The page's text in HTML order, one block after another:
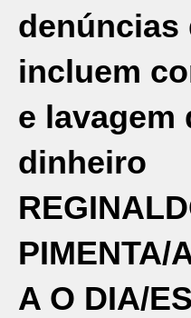
denúncias
incluem
e lavagem
dinheiro
PIMENTA/
A O DIA/